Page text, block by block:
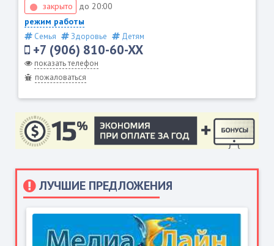
ЛУЧШИЕ ПРЕДЛОЖЕНИЯ
закрыто
до 20:00
режим работы
Семья Здоровье Детям
+7 (906) 810-60-XX
показать телефон
пожаловаться